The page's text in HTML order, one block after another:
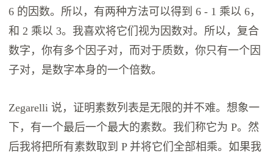
6 的因数。所以，有两种方法可以得到 6 - 1 乘以 6，
和 2 乘以 3。我喜欢将它们视为因数对。所以，复合
数字，你有多个因子对，而对于质数，你只有一个因
子对，是数字本身的一个倍数。
Zegarelli 说，证明素数列表是无限的并不难。想象一
下，有一个最后一个最大的素数。我们称它为 P。然
后我将把所有素数取到 P 并将它们全部相乘。如果我